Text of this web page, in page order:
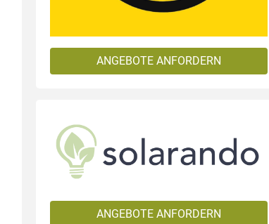
ANGEBOTE ANFORDERN
ANGEBOTE ANFORDERN